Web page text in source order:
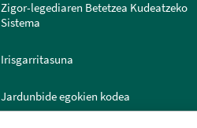
Zigor-legediaren Betetzea Kudeatzeko
Sistema
Irisgarritasuna
Jardunbide egokien kodea